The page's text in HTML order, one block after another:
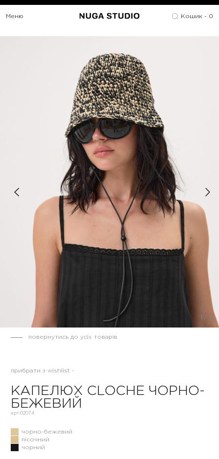
Меню Кошик - 0
/ 5
повернутись до усіх товарів
прибрати з wishlist -
КАПЕЛЮХ CLOCHE ЧОРНО-
БЕЖЕВИЙ
арт:02074
чорно-бежевий
пісочний
чорний